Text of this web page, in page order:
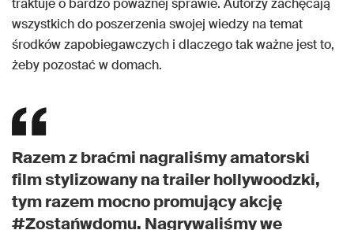
traktuje o bardzo poważnej sprawie. Autorzy zachęcają
wszystkich do poszerzenia swojej wiedzy na temat
środków zapobiegawczych i dlaczego tak ważne jest to,
żeby pozostać w domach.
Razem z braćmi nagraliśmy amatorski
film stylizowany na trailer hollywoodzki,
tym razem mocno promujący akcję
#Zostańwdomu. Nagrywaliśmy we